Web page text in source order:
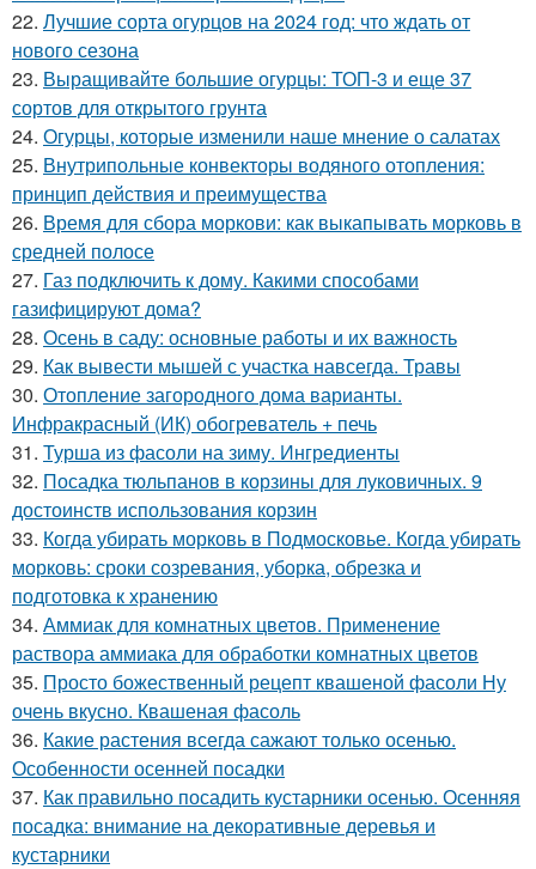
22. Лучшие сорта огурцов на 2024 год: что ждать от
нового сезона
23. Выращивайте большие огурцы: ТОП-3 и еще 37
сортов для открытого грунта
24. Огурцы, которые изменили наше мнение о салатах
25. Внутрипольные конвекторы водяного отопления:
принцип действия и преимущества
26. Время для сбора моркови: как выкапывать морковь в
средней полосе
27. Газ подключить к дому. Какими способами
газифицируют дома?
28. Осень в саду: основные работы и их важность
29. Как вывести мышей с участка навсегда. Травы
30. Отопление загородного дома варианты.
Инфракрасный (ИК) обогреватель + печь
31. Турша из фасоли на зиму. Ингредиенты
32. Посадка тюльпанов в корзины для луковичных. 9
достоинств использования корзин
33. Когда убирать морковь в Подмосковье. Когда убирать
морковь: сроки созревания, уборка, обрезка и
подготовка к хранению
34. Аммиак для комнатных цветов. Применение
раствора аммиака для обработки комнатных цветов
35. Просто божественный рецепт квашеной фасоли Ну
очень вкусно. Квашеная фасоль
36. Какие растения всегда сажают только осенью.
Особенности осенней посадки
37. Как правильно посадить кустарники осенью. Осенняя
посадка: внимание на декоративные деревья и
кустарники